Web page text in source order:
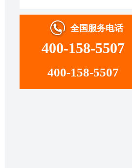
全国服务电话
400-158-5507
400-158-5507